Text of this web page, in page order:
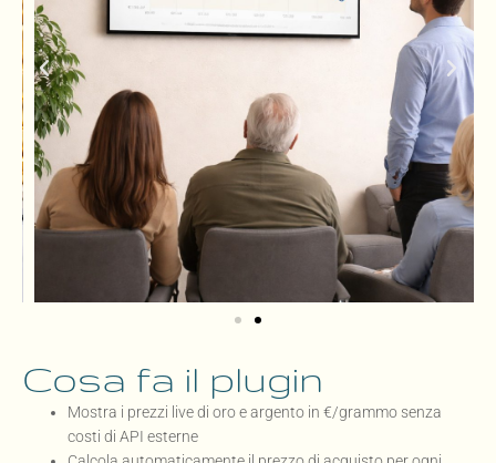
Cosa fa il plugin
Mostra i prezzi live di oro e argento in €/grammo senza
costi di API esterne